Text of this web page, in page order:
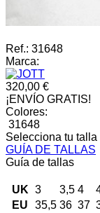
Ref.: 31648
Marca:
320,00 €
¡ENVÍO GRATIS!
Colores:
31648
Selecciona tu talla
GUÍA DE TALLAS
Guía de tallas
UK 3 3,5 4
EU
35,5 36 37